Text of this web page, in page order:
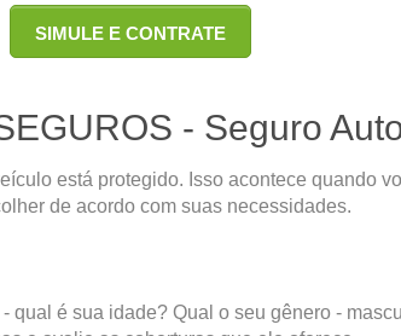
SIMULE E CONTRATE
- Seguro
está protegido. Isso acontece quando
de acordo com suas necessidades.
qual é sua idade? Qual o seu gênero -